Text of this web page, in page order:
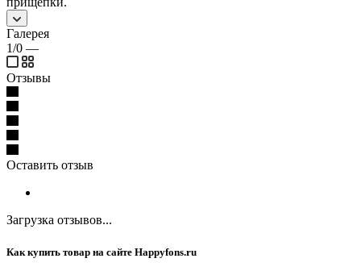
Галерея
1/0 —
Отзывы
Оставить отзыв
Загрузка отзывов...
Как купить товар на сайте Happyfons.ru